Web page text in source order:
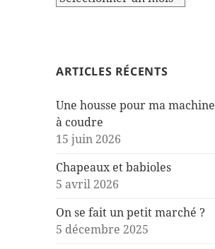
ARTICLES RÉCENTS
Une housse pour ma machine
à coudre
15 juin 2026
Chapeaux et babioles
5 avril 2026
On se fait un petit marché ?
5 décembre 2025